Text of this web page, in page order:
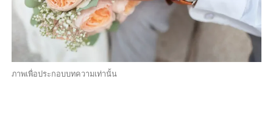
ภาพเพื่อประกอบบทความเท่านั้น